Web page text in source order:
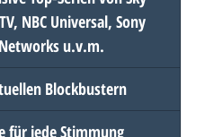
NBC Universal, Sony
u.v.m.
Blockbustern
für jede Stimmung